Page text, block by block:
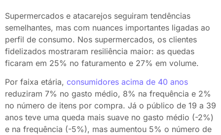
Supermercados e atacarejos seguiram tendências
semelhantes, mas com nuances importantes ligadas ao
perfil de consumo. Nos supermercados, os clientes
fidelizados mostraram resiliência maior: as quedas
ficaram em 25% no faturamento e 27% em volume.
Por faixa etária, consumidores acima de 40 anos
reduziram 7% no gasto médio, 8% na frequência e 2%
no número de itens por compra. Já o público de 19 a 39
anos teve uma queda mais suave no gasto médio (-2%)
e na frequência (-5%), mas aumentou 5% o número de